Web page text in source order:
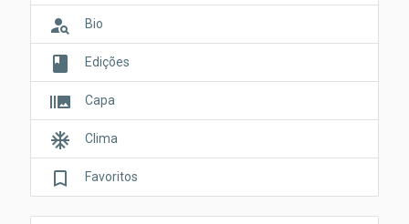
person_search Bio
book Edições
burst_mode Capa
ac_unit Clima
bookmark_border Favoritos